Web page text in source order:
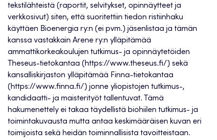
tekstilähteistä (raportit, selvitykset, opinnäytteet ja
verkkosivut) siten, että suoritettiin tiedon ristiinhaku
käyttäen Bioenergia ry:n (ei pvm.) jäsenlistaa ja tämän
kanssa vastakkain Arene ry:n ylläpitämää
ammattikorkeakoulujen tutkimus- ja opinnäytetöiden
Theseus-tietokantaa (https://www.theseus.fi/) sekä
kansalliskirjaston ylläpitämää Finna-tietokantaa
(https://www.finna.fi/) jonne yliopistojen tutkimus-,
kandidaatti- ja maisterityöt tallentuvat. Tämä
hakumenettely ei takaa täydellistä biohiilen tutkimus- ja
toimintakuvausta mutta antaa keskimääräisen kuvan eri
toimijoista sekä heidän toiminnallisista tavoitteistaan.